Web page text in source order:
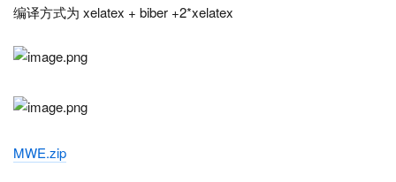
编译方式为 xelatex + biber +2*xelatex
MWE.zip